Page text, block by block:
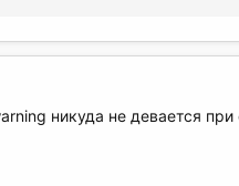
никуда не девается при